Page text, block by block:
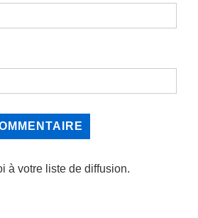
à votre liste de diffusion.